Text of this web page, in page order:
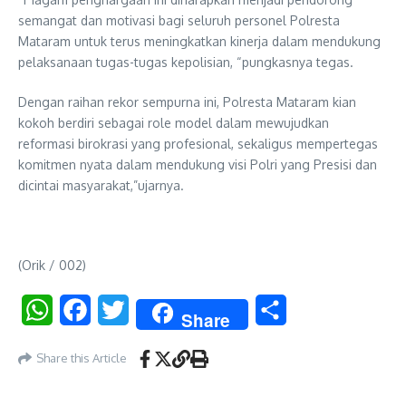
semangat dan motivasi bagi seluruh personel Polresta
Mataram untuk terus meningkatkan kinerja dalam mendukung
pelaksanaan tugas-tugas kepolisian, “pungkasnya tegas.
Dengan raihan rekor sempurna ini, Polresta Mataram kian
kokoh berdiri sebagai role model dalam mewujudkan
reformasi birokrasi yang profesional, sekaligus mempertegas
komitmen nyata dalam mendukung visi Polri yang Presisi dan
dicintai masyarakat,”ujarnya.
(Orik / 002)
WhatsAppFacebookTwitter Share
Share this Article